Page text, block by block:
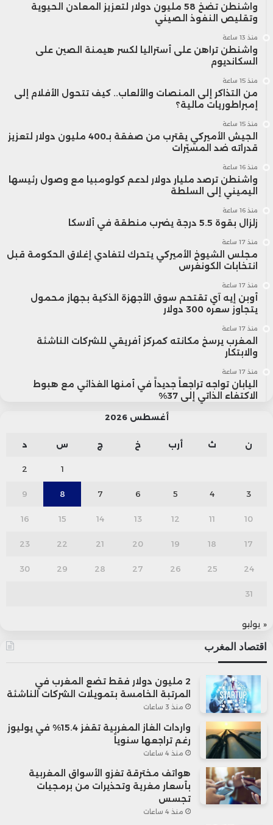
واشنطن تضخ 58 مليون دولار لتعزيز المعادن الحيوية
وتقليص النفوذ الصيني
منذ 13 ساعة
واشنطن تراهن على أستراليا لكسر هيمنة الصين على
السكانديوم
منذ 15 ساعة
من التذاكر إلى المنصات والألعاب.. كيف تتحول الأفلام إلى
إمبراطوريات مالية؟
منذ 15 ساعة
الجيش الأميركي يقترب من صفقة بـ400 مليون دولار لتعزيز
قدراته ضد المسيّرات
منذ 16 ساعة
واشنطن ترصد مليار دولار لدعم كولومبيا مع وصول رئيسها
اليميني إلى السلطة
منذ 16 ساعة
زلزال بقوة 5.5 درجة يضرب منطقة في ألاسكا
منذ 17 ساعة
مجلس الشيوخ الأميركي يتحرك لتفادي إغلاق الحكومة قبل
انتخابات الكونغرس
منذ 17 ساعة
أوبن إيه آي تقتحم سوق الأجهزة الذكية بجهاز محمول
يتجاوز سعره 300 دولار
منذ 17 ساعة
المغرب يرسخ مكانته كمركز أفريقي للشركات الناشئة
والابتكار
منذ 17 ساعة
اليابان تواجه تراجعاً جديداً في أمنها الغذائي مع هبوط
الاكتفاء الذاتي إلى 37%
أغسطس 2026
ن ث أرب خ ج س د
1
2
3
4
5
6
7
8
9
10
11
12
13
14
15
16
17
18
19
20
21
22
23
24
25
26
27
28
29
30
31
« يوليو
اقتصاد المغرب
2 مليون دولار فقط تضع المغرب في
المرتبة الخامسة بتمويلات الشركات الناشئة
منذ 3 ساعات
واردات الغاز المغربية تقفز 15.4% في يوليوز
رغم تراجعها سنوياً
منذ 4 ساعات
هواتف مخترقة تغزو الأسواق المغربية
بأسعار مغرية وتحذيرات من برمجيات
تجسس
منذ 4 ساعات